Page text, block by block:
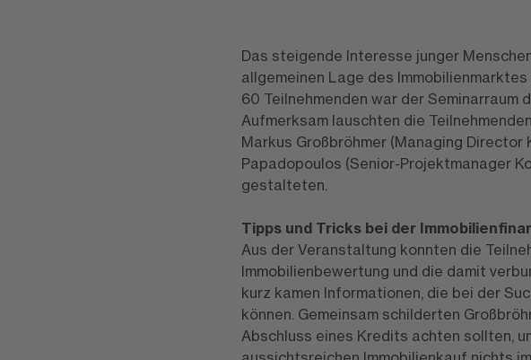
Das steigende Interesse junger
allgemeinen Lage des
60 Teilnehmenden war der Seminarraum
Aufmerksam lauschten die
Markus Großbröhmer (Managing
Papadopoulos (Senior-Projektmanager
gestalteten.
Tipps und Tricks bei der
Aus der Veranstaltung konnten die
Immobilienbewertung und die damit
kurz kamen Informationen, die bei der
können. Gemeinsam schilderten
Abschluss eines Kredits achten sollten,